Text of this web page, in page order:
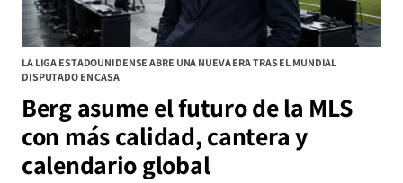
LA LIGA ESTADOUNIDENSE ABRE UNA NUEVA ERA TRAS EL MUNDIAL
DISPUTADO EN CASA
Berg asume el futuro de la MLS
con más calidad, cantera y
calendario global